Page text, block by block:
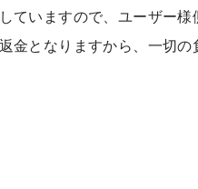
ていますので、ユーザー様
金となりますから、一切の